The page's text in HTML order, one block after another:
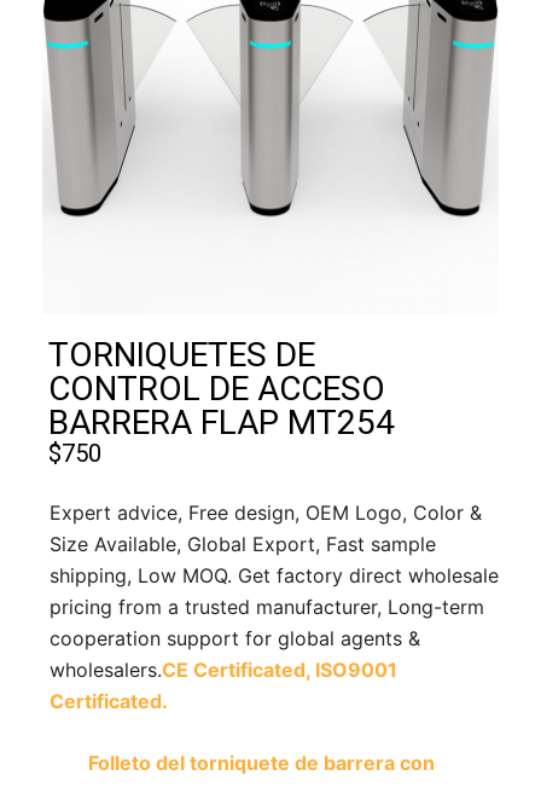
TORNIQUETES DE
CONTROL DE ACCESO
BARRERA FLAP MT254
$750
Expert advice, Free design, OEM Logo, Color &
Size Available, Global Export, Fast sample
shipping, Low MOQ. Get factory direct wholesale
pricing from a trusted manufacturer, Long-term
cooperation support for global agents &
wholesalers.CE Certificated, ISO9001
Certificated.
Folleto del torniquete de barrera con